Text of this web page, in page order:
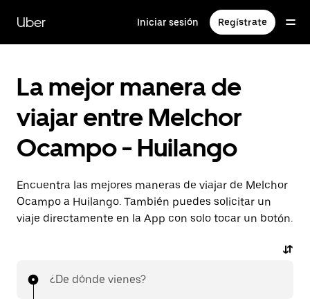
contenido
principal
Uber Iniciar sesión Regístrate
La mejor manera de
viajar entre Melchor
Ocampo - Huilango
Encuentra las mejores maneras de viajar de Melchor
Ocampo a Huilango. También puedes solicitar un
viaje directamente en la App con solo tocar un botón.
¿De dónde vienes?